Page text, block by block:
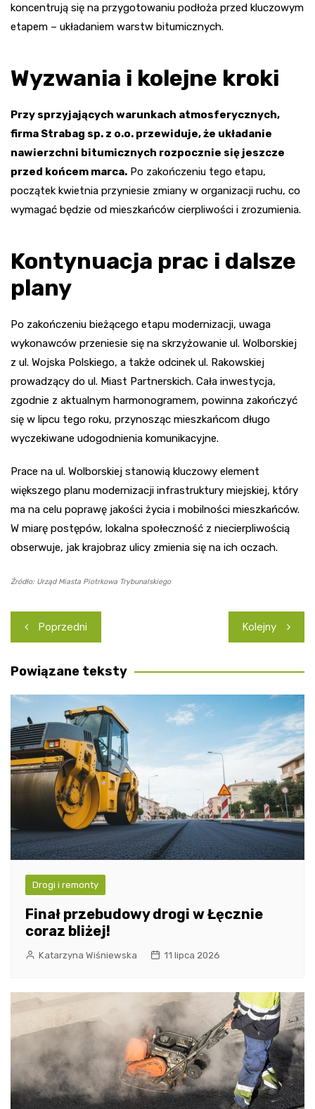
koncentrują się na przygotowaniu podłoża przed kluczowym
etapem – układaniem warstw bitumicznych.
Wyzwania i kolejne kroki
Przy sprzyjających warunkach atmosferycznych,
firma Strabag sp. z o.o. przewiduje, że układanie
nawierzchni bitumicznych rozpocznie się jeszcze
przed końcem marca. Po zakończeniu tego etapu,
początek kwietnia przyniesie zmiany w organizacji ruchu, co
wymagać będzie od mieszkańców cierpliwości i zrozumienia.
Kontynuacja prac i dalsze
plany
Po zakończeniu bieżącego etapu modernizacji, uwaga
wykonawców przeniesie się na skrzyżowanie ul. Wolborskiej
z ul. Wojska Polskiego, a także odcinek ul. Rakowskiej
prowadzący do ul. Miast Partnerskich. Cała inwestycja,
zgodnie z aktualnym harmonogramem, powinna zakończyć
się w lipcu tego roku, przynosząc mieszkańcom długo
wyczekiwane udogodnienia komunikacyjne.
Prace na ul. Wolborskiej stanowią kluczowy element
większego planu modernizacji infrastruktury miejskiej, który
ma na celu poprawę jakości życia i mobilności mieszkańców.
W miarę postępów, lokalna społeczność z niecierpliwością
obserwuje, jak krajobraz ulicy zmienia się na ich oczach.
Źródło: Urząd Miasta Piotrkowa Trybunalskiego
Nawigacja
wpisu
Poprzedni Kolejny
Powiązane teksty
Drogi i remonty
Finał przebudowy drogi w Łęcznie
coraz bliżej!
Katarzyna Wiśniewska 11 lipca 2026